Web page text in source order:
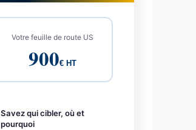
Votre feuille de route US
900€ HT
Savez qui cibler, où et
pourquoi